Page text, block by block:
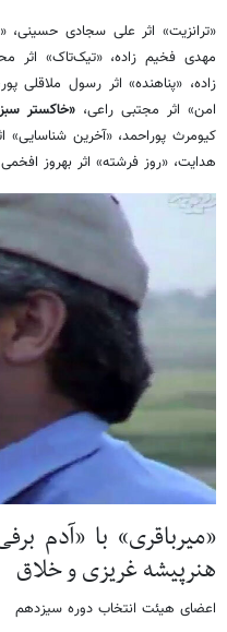
«ترانزیت» اثر علی سجادی حسینی،
مهدی فخیم زاده، «تیک‌تاک» اثر
زاده، «پناهنده» اثر رسول ملاقلی
امن» اثر مجتبی راعی،«خاکستر
کیومرث پوراحمد، «آخرین
هدایت، «روز فرشته» اثر بهروز
«میرباقری» با «آدم
هنرپیشه غریزی و خلاق
اعضای هیئت انتخاب دوره سیزدهم